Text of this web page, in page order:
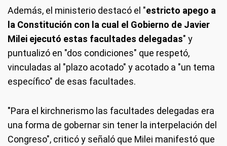
Además, el ministerio destacó el "estricto apego a
la Constitución con la cual el Gobierno de Javier
Milei ejecutó estas facultades delegadas" y
puntualizó en "dos condiciones" que respetó,
vinculadas al "plazo acotado" y acotado a "un tema
específico" de esas facultades.
"Para el kirchnerismo las facultades delegadas era
una forma de gobernar sin tener la interpelación del
Congreso", criticó y señaló que Milei manifestó que